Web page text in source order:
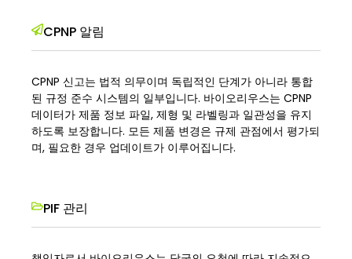
CPNP 알림
CPNP 신고는 법적 의무이며 독립적인 단계가 아니라 통합
된 규정 준수 시스템의 일부입니다. 바이오리우스는 CPNP
데이터가 제품 정보 파일, 제형 및 라벨링과 일관성을 유지
하도록 보장합니다. 모든 제품 변경은 규제 관점에서 평가되
며, 필요한 경우 업데이트가 이루어집니다.
PIF 관리